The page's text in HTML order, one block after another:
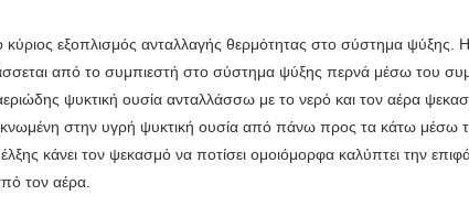
κύριος εξοπλισμός ανταλλαγής θερμότητας στο σύστημα ψύξης.
από το συμπιεστή στο σύστημα ψύξης περνά μέσω του
ψυκτική ουσία ανταλλάσσω με το νερό και τον αέρα
στην υγρή ψυκτική ουσία από πάνω προς τα κάτω
κάνει τον ψεκασμό να ποτίσει ομοιόμορφα καλύπτει την
τον αέρα.